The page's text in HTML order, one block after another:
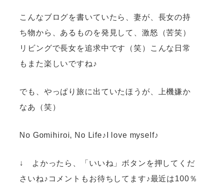
こんなブログを書いていたら、妻が、長女の持
ち物から、あるものを発見して、激怒（苦笑）
リビングで長女を追求中です（笑）こんな日常
もまた楽しいですね♪
でも、やっぱり旅に出ていたほうが、上機嫌か
なあ（笑）
No Gomihiroi, No Life♪I love myself♪
↓ よかったら、「いいね」ボタンを押してくだ
さいね♪コメントもお待ちしてます♪最近は100％